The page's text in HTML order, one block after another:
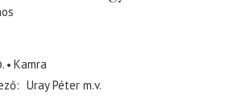
Kamra
Uray Péter m.v.